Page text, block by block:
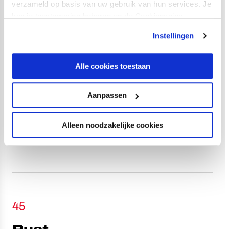
verzameld op basis van uw gebruik van hun services. Je
Instellingen
Alle cookies toestaan
Aanpassen
Alleen noodzakelijke cookies
De Utrechters hebben nog drie kwartier om iets aan de
achterstand te doen en zo voor het eerst deze jaargang
te oogsten.
45